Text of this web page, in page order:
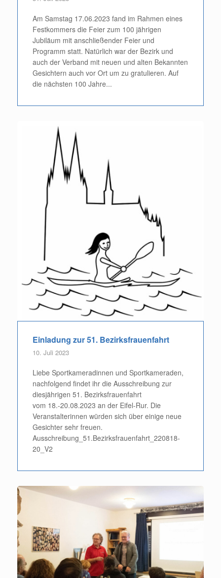
Am Samstag 17.06.2023 fand im Rahmen eines
Festkommers die Feier zum 100 jährigen
Jubiläum mit anschließender Feier und
Programm statt. Natürlich war der Bezirk und
auch der Verband mit neuen und alten Bekannten
Gesichtern auch vor Ort um zu gratulieren. Auf
die nächsten 100 Jahre...
Einladung zur 51. Bezirksfrauenfahrt
10. Juli 2023
Liebe Sportkameradinnen und Sportkameraden,
nachfolgend findet ihr die Ausschreibung zur
diesjährigen 51. Bezirksfrauenfahrt
vom 18.-20.08.2023 an der Eifel-Rur. Die
Veranstalterinnen würden sich über einige neue
Gesichter sehr freuen.
Ausschreibung_51.Bezirksfrauenfahrt_220818-
20_V2